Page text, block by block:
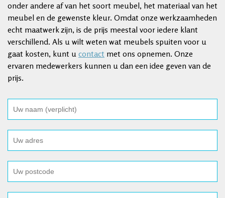
onder andere af van het soort meubel, het materiaal van het
meubel en de gewenste kleur. Omdat onze werkzaamheden
echt maatwerk zijn, is de prijs meestal voor iedere klant
verschillend. Als u wilt weten wat meubels spuiten voor u
gaat kosten, kunt u contact met ons opnemen. Onze
ervaren medewerkers kunnen u dan een idee geven van de
prijs.